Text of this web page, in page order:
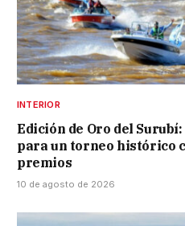
INTERIOR
Edición de Oro del
para un torneo histórico
premios
10 de agosto de 2026